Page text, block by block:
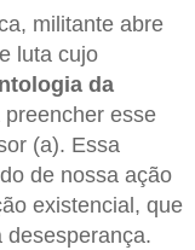
militante abre
luta cujo
da
esse
(a). Essa
de nossa ação
existencial, que
desesperança.